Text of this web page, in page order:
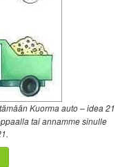
Kuorma auto – idea 21
tai annamme sinulle